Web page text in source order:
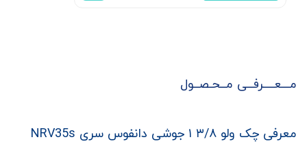
مـــعــــرفــی مــحـصــول
معرفی چک ولو ۳/۸ ۱ جوشی دانفوس سری NRV35s